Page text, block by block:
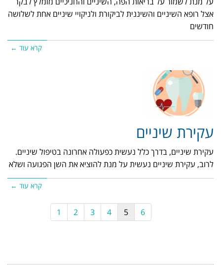
אצל רופא השיניים והשיננית לביקורת ולניקויי שיניים אחת לשלושה
חודשים
קרא עוד ←
עקירת שיניים
עקירת שיניים, בדרך כלל נעשית כפעולה אחרונה בטיפול שיניים.
לרוב, עקירת שיניים נעשית על מנת להוציא את השן הפגועה ושלא
קרא עוד ←
1 2 3 4 5 6